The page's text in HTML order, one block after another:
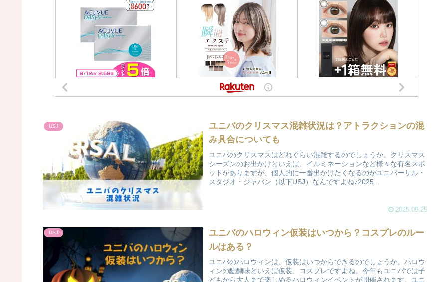
USJ
ユニバのクリスマス混雑状況は？アトラクションの混
み具合についても
ユニバのクリスマスはどれぐらい混雑するのでしょうか。クリスマス
シーズンのお出かけといえば、イルミネーションなど様々な有名スポ
ットがありますが、個人的に一番出かけたくなるのがユニバーサル・
スタジオ・ジャパン（以下USJ）なんですよね♪2025...
2025.09.25
USJ
ユニバのハロウィン仮装はいつから？コスプレのルー
ルはある？
ユニバのハロウィンは、仮装はいつからできるのでしょうか。ハロウ
ィンの醍醐味といえば仮装、コスプレですよね。今年もユニバでは子
どもから大人まで楽しめるハロウィンイベントが開催されます。ユニ